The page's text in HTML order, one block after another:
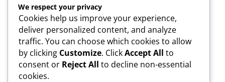
YOUTH SKIN CARE SERIES
Meta
Log in
Entries feed
Comments feed
We respect your privacy
Cookies help us improve your experience,
deliver personalized content, and analyze
traffic. You can choose which cookies to allow
by clicking Customize. ClickAccept All to
consent or Reject All to decline non-essential
cookies.